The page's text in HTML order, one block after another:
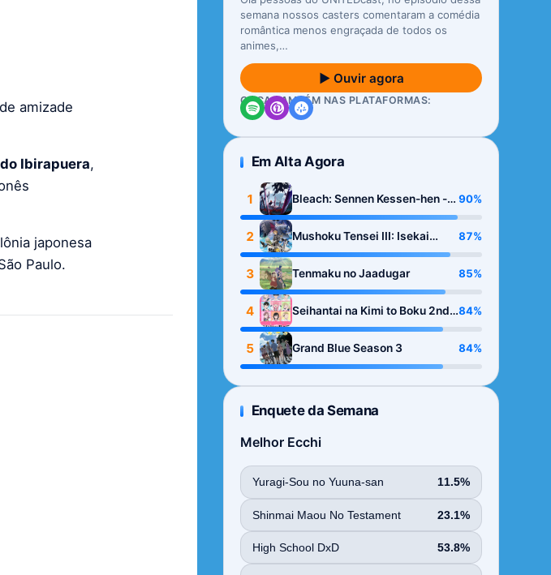
amizade
Ibirapuera,
japonesa
Paulo.
semana nossos casters comentaram a comédia
romântica menos engraçada de todos os
animes,…
▶ Ouvir agora
OUÇA TAMBÉM NAS PLATAFORMAS:
Em Alta Agora
1
Bleach: Sennen Kessen-hen -
Kashin-tan
90%
2
Mushoku Tensei III: Isekai
Ittara Honki Dasu
87%
3 Tenmaku no Jaadugar 85%
4
Seihantai na Kimi to Boku 2nd
Season
84%
5 Grand Blue Season 3 84%
Enquete da Semana
Melhor Ecchi
Yuragi-Sou no Yuuna-san 11.5%
Shinmai Maou No Testament 23.1%
High School DxD 53.8%